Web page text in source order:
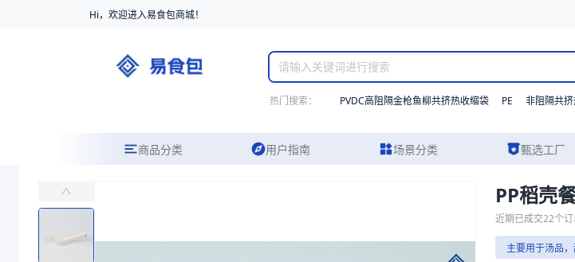
Hi，欢迎进入易食包商城！
热门搜索： PVDC高阻隔金枪鱼柳共挤热收缩袋 PE 非阻隔共
商品分类 用户指南 场景分类 甄选工厂
主要用于汤品，甜品，粥品等
易食包（EPAK）专注于PP稻壳餐具汤勺12035包装，提供详尽的规格参数、实物图片及报价参考，主要用于汤品
产品卖点： 材质安全、隔热性好、韧性好
PP稻壳
近期已成交22个
主要用于汤品